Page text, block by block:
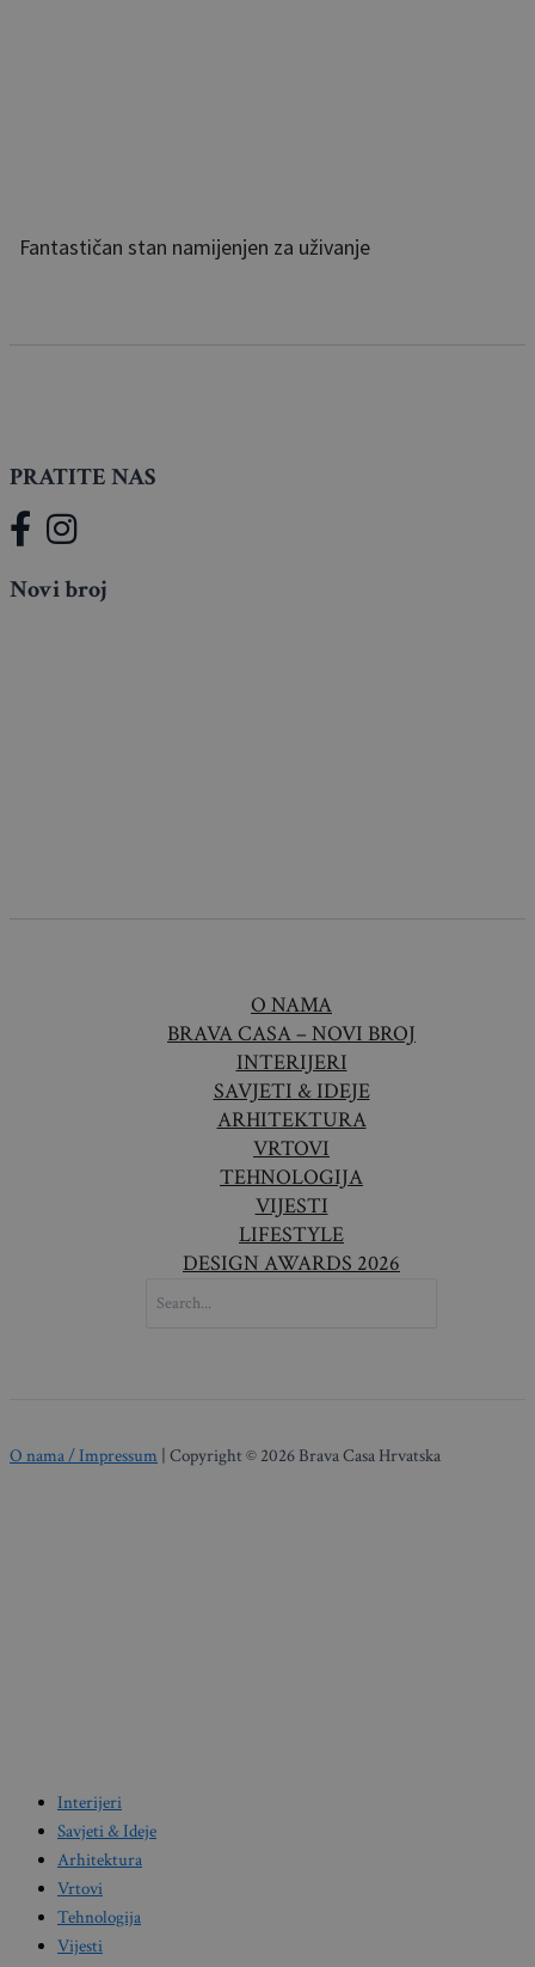
Fantastičan stan namijenjen za uživanje
PRATITE NAS
Novi broj
O NAMA
BRAVA CASA – NOVI BROJ
INTERIJERI
SAVJETI & IDEJE
ARHITEKTURA
VRTOVI
TEHNOLOGIJA
VIJESTI
LIFESTYLE
DESIGN AWARDS 2026
FOR:
O nama / Impressum | Copyright © 2026 Brava Casa Hrvatska
Interijeri
Savjeti & Ideje
Arhitektura
Vrtovi
Tehnologija
Vijesti